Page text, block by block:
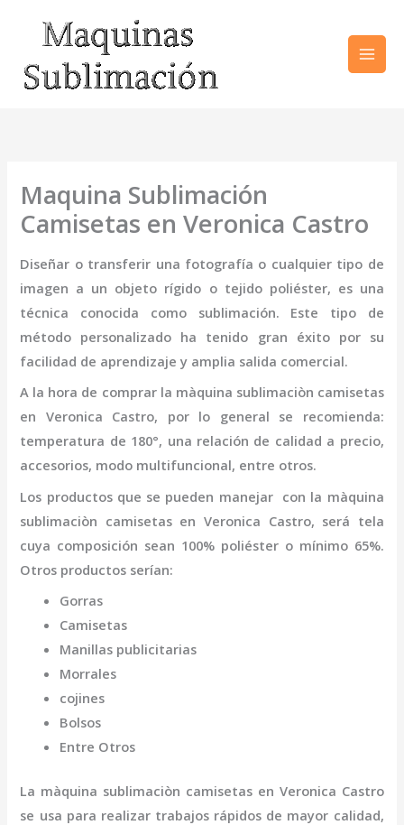
contenido
Maquina Sublimación
Camisetas en Veronica Castro
Diseñar o transferir una fotografía o cualquier tipo de
imagen a un objeto rígido o tejido poliéster, es una
técnica conocida como sublimación. Este tipo de
método personalizado ha tenido gran éxito por su
facilidad de aprendizaje y amplia salida comercial.
A la hora de comprar la màquina sublimaciòn camisetas
en Veronica Castro, por lo general se recomienda:
temperatura de 180°, una relación de calidad a precio,
accesorios, modo multifuncional, entre otros.
Los productos que se pueden manejar con la màquina
sublimaciòn camisetas en Veronica Castro, será tela
cuya composición sean 100% poliéster o mínimo 65%.
Otros productos serían:
Gorras
Camisetas
Manillas publicitarias
Morrales
cojines
Bolsos
Entre Otros
La màquina sublimaciòn camisetas en Veronica Castro
se usa para realizar trabajos rápidos de mayor calidad,